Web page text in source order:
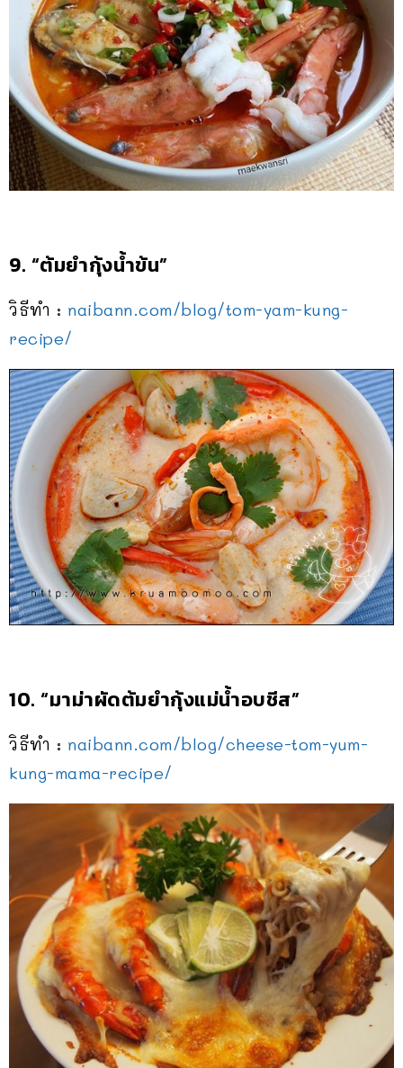
9. “ต้มยำกุ้งน้ำข้น”
วิธีทำ : naibann.com/blog/tom-yam-kung-
recipe/
10. “มาม่าผัดต้มยำกุ้งแม่น้ำอบชีส”
วิธีทำ : naibann.com/blog/cheese-tom-yum-
kung-mama-recipe/